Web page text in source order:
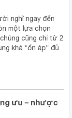
nghĩ ngay đến
một lựa chọn
cũng chỉ từ 2
khá “ổn áp” đủ
ưu – nhược